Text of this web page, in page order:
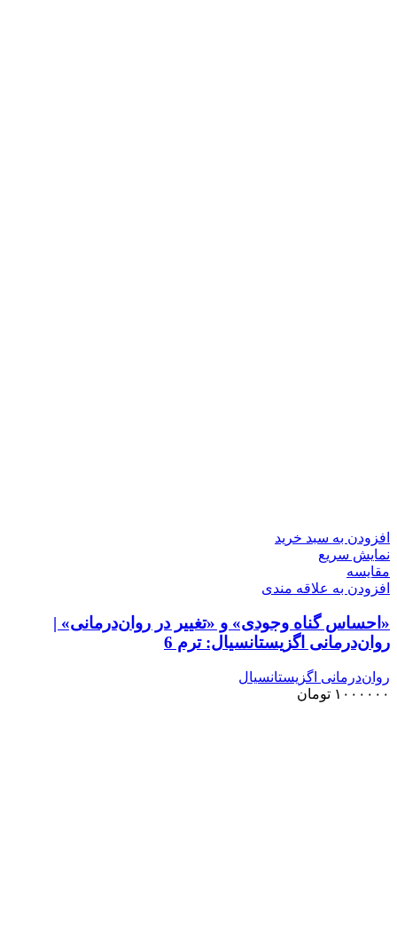
افزودن به سبد خرید
نمایش سریع
مقايسه
افزودن به علاقه مندی
«احساس گناه وجودی» و «تغییر در روان‌درمانی» |
روان‌درمانی اگزیستانسیال: ترم 6
روان‌درمانی اگزیستانسیال
۱۰۰۰۰۰۰ تومان